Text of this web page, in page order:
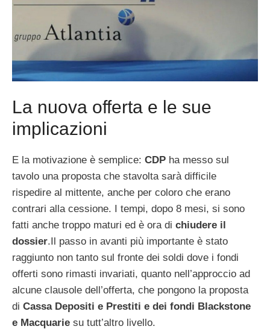
La nuova offerta e le sue
implicazioni
E la motivazione è semplice: CDP ha messo sul
tavolo una proposta che stavolta sarà difficile
rispedire al mittente, anche per coloro che erano
contrari alla cessione. I tempi, dopo 8 mesi, si sono
fatti anche troppo maturi ed è ora di chiudere il
dossier.Il passo in avanti più importante è stato
raggiunto non tanto sul fronte dei soldi dove i fondi
offerti sono rimasti invariati, quanto nell’approccio ad
alcune clausole dell’offerta, che pongono la proposta
di Cassa Depositi e Prestiti e dei fondi Blackstone
e Macquarie su tutt’altro livello.